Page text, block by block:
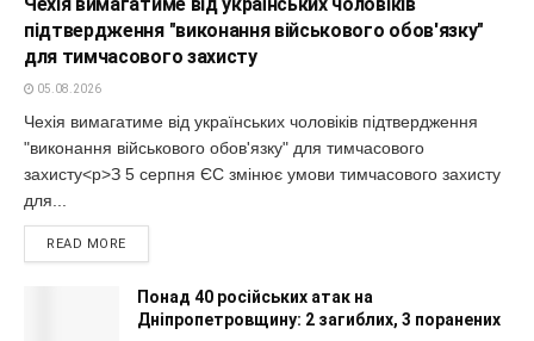
Чехія вимагатиме від українських чоловіків
підтвердження "виконання військового обов'язку"
для тимчасового захисту
05.08.2026
Чехія вимагатиме від українських чоловіків підтвердження
"виконання військового обов'язку" для тимчасового
захисту<p>З 5 серпня ЄС змінює умови тимчасового захисту
для...
READ MORE
Понад 40 російських атак на
Дніпропетровщину: 2 загиблих, 3 поранених